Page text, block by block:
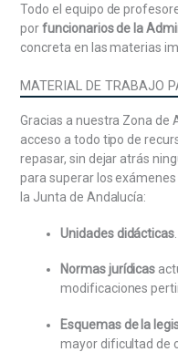
Los contratos de
finalidad. Ámbito
contratación.
por las
ejecución,
Regulación de la
Andalucía:
Pública de
Personal
profesional,
personal laboral.
Todo el equipo de
porfuncionarios de la
concreta en las materias
MATERIAL DE TRABAJO
Gracias a nuestra Zona de
acceso a todo tipo de
repasar, sin dejar atrás
para superar los
la Junta de Andalucía:
Unidades didácticas
Normas jurídicas
modificaciones
Esquemas de la
mayor dificultad de